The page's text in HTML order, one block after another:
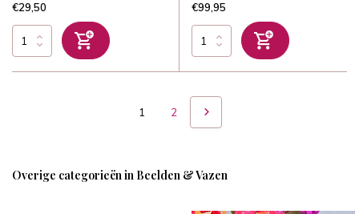
€29,50 €99,95
1 2
Overige categorieën in Beelden & Vazen